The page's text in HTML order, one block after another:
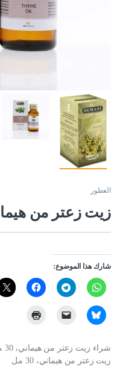
العطور
زيت زعتر من هيماني،
شارك هذا الموضوع:
زيت زعتر من هيماني، 30 مل